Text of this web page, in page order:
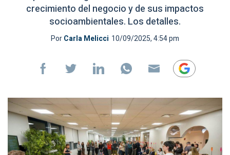
crecimiento del negocio y de sus impactos
socioambientales. Los detalles.
PorCarla Melicci 10/09/2025, 4:54 pm